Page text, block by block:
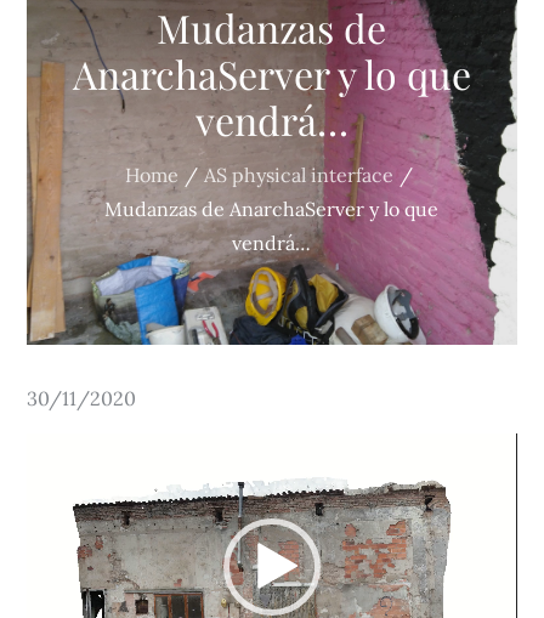
Mudanzas de
AnarchaServer y lo que
vendrá…
Home
AS physical interface
Mudanzas de AnarchaServer y lo que
vendrá…
Posted
30/11/2020